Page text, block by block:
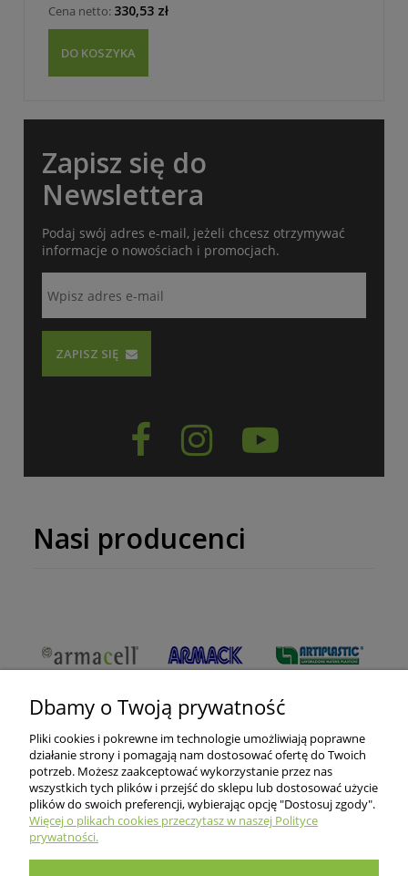
Cena netto: 330,53 zł
DO KOSZYKA
Zapisz się do
Newslettera
Podaj swój adres e-mail, jeżeli chcesz otrzymywać
informacje o nowościach i promocjach.
ZAPISZ SIĘ
  
Nasi producenci
O nas
Dbamy o Twoją prywatność
Pliki cookies i pokrewne im technologie umożliwiają poprawne
działanie strony i pomagają nam dostosować ofertę do Twoich
potrzeb. Możesz zaakceptować wykorzystanie przez nas
wszystkich tych plików i przejść do sklepu lub dostosować użycie
plików do swoich preferencji, wybierając opcję "Dostosuj zgody".
Więcej o plikach cookies przeczytasz w naszej Polityce
prywatności.